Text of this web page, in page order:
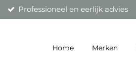
Professioneel en eerlijk advies
Home Merken